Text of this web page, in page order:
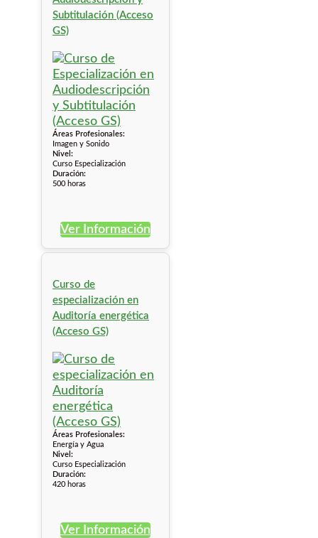
Subtitulación (Acceso
GS)
Áreas Profesionales:
Imagen y Sonido
Nivel:
Curso Especialización
Duración:
500 horas
Ver Información
Curso de
especialización en
Auditoría energética
(Acceso GS)
Áreas Profesionales:
Energía y Agua
Nivel:
Curso Especialización
Duración:
420 horas
Ver Información